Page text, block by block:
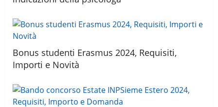
Bonus studenti Erasmus 2024, Requisiti,
Importi e Novità